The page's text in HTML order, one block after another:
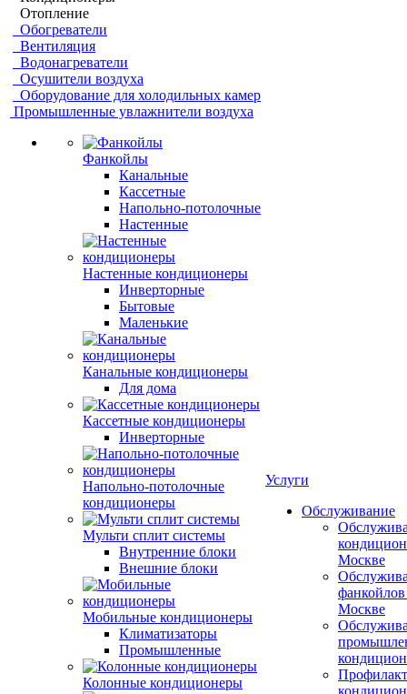
Отопление
Обогреватели
Вентиляция
Водонагреватели
Осушители воздуха
Оборудование для холодильных камер
Промышленные увлажнители воздуха
Фанкойлы
Канальные
Кассетные
Напольно-потолочные
Настенные
Настенные кондиционеры
Инверторные
Бытовые
Маленькие
Канальные кондиционеры
Для дома
Кассетные кондиционеры
Инверторные
Напольно-потолочные
кондиционеры
Мульти сплит системы
Внутренние блоки
Внешние блоки
Мобильные кондиционеры
Климатизаторы
Промышленные
Колонные кондиционеры
Услуги
Обслуживание
Москве
Москве